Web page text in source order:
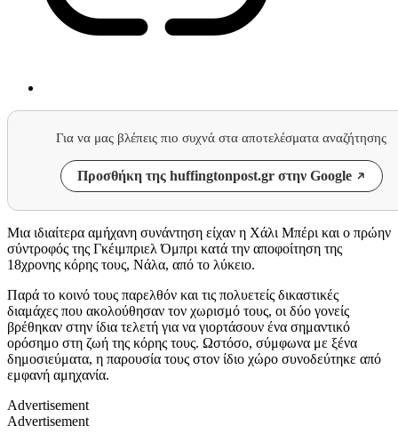
Για να μας βλέπεις πιο συχνά στα αποτελέσματα αναζήτησης
Προσθήκη της huffingtonpost.gr στην Google
Μια ιδιαίτερα αμήχανη συνάντηση είχαν η Χάλι Μπέρι και ο πρώην
σύντροφός της Γκέιμπριελ Όμπρι κατά την αποφοίτηση της
18χρονης κόρης τους, Νάλα, από το λύκειο.
Παρά το κοινό τους παρελθόν και τις πολυετείς δικαστικές
διαμάχες που ακολούθησαν τον χωρισμό τους, οι δύο γονείς
βρέθηκαν στην ίδια τελετή για να γιορτάσουν ένα σημαντικό
ορόσημο στη ζωή της κόρης τους. Ωστόσο, σύμφωνα με ξένα
δημοσιεύματα, η παρουσία τους στον ίδιο χώρο συνοδεύτηκε από
εμφανή αμηχανία.
Advertisement
Advertisement